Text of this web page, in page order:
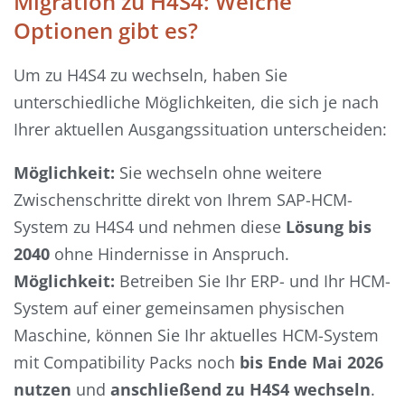
Optionen gibt es?
Um zu H4S4 zu wechseln, haben Sie
unterschiedliche Möglichkeiten, die sich je nach
Ihrer aktuellen Ausgangssituation unterscheiden:
Möglichkeit: Sie wechseln ohne weitere
Zwischenschritte direkt von Ihrem SAP-HCM-
System zu H4S4 und nehmen diese Lösung bis
2040 ohne Hindernisse in Anspruch.
Möglichkeit: Betreiben Sie Ihr ERP- und Ihr HCM-
System auf einer gemeinsamen physischen
Maschine, können Sie Ihr aktuelles HCM-System
mit Compatibility Packs noch bis Ende Mai 2026
nutzen und anschließend zu H4S4 wechseln.